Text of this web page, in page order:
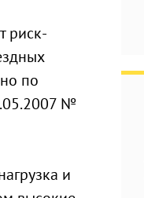
риск-
по
№
и